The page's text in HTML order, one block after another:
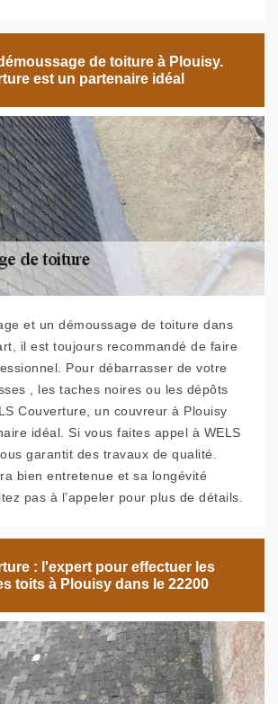
de toiture à Plouisy.
est un partenaire idéal
et un démoussage de toiture dans
il est toujours recommandé de faire
Pour débarrasser de votre
, les taches noires ou les dépôts
Couverture, un couvreur à Plouisy
idéal. Si vous faites appel à WELS
garantit des travaux de qualité.
bien entretenue et sa longévité
pas à l’appeler pour plus de détails.
: l'expert pour effectuer les
toits à Plouisy dans le 22200